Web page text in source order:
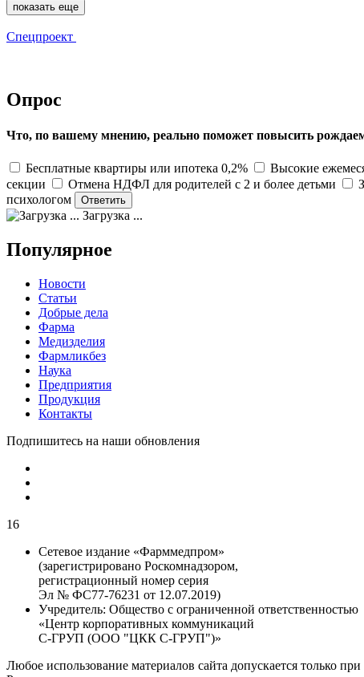
показать еще
Спецпроект
Опрос
Что, по вашему мнению, реально поможет повысить
Бесплатные квартиры или ипотека 0,2% Высокие
секции
Отмена НДФЛ для родителей с 2 и более детьми
психологом
Загрузка ...
Популярное
Новости
Статьи
Добрые дела
Фарма
Медизделия
Фармликбез
Наука
Предприятия
Продукция
Контакты
Подпишитесь на наши обновления
16
Сетевое издание «Фарммедпром»
(зарегистрировано Роскомнадзором,
регистрационный номер серия
Эл № ФС77-76231 от 12.07.2019)
Учредитель: Общество с ограниченной ответственностью
«Центр корпоративных коммуникаций
С-ГРУП (ООО "ЦКК С-ГРУП")»
Любое использование материалов сайта допускается только